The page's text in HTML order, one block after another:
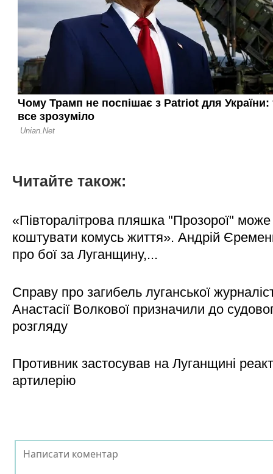
Читайте також:
«Півторалітрова пляшка "Прозорої" може
коштувати комусь життя». Андрій
про бої за Луганщину,...
Справу про загибель луганської
Анастасії Волкової призначили до
розгляду
Противник застосував на Луганщині
артилерію